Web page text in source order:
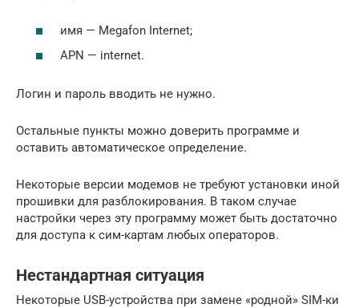
имя — Megafon Internet;
APN — internet.
Логин и пароль вводить не нужно.
Остальные пункты можно доверить программе и
оставить автоматическое определение.
Некоторые версии модемов не требуют установки иной
прошивки для разблокирования. В таком случае
настройки через эту программу может быть достаточно
для доступа к сим-картам любых операторов.
Нестандартная ситуация
Некоторые USB-устройства при замене «родной» SIM-ки